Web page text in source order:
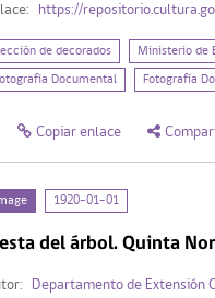
https://
de decorados Ministerio de
Documental Fotografía
Copiar enlace
1920-01-01
del árbol. Quinta
Departamento de Extensión